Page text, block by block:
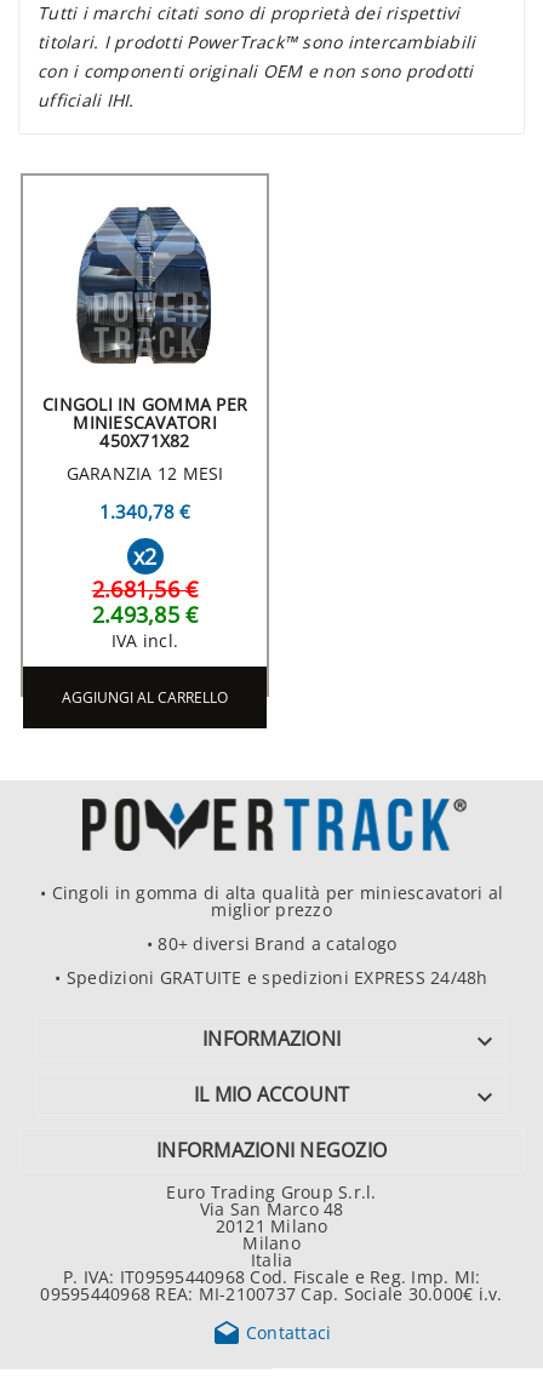
Tutti i marchi citati sono di proprietà dei rispettivi
titolari. I prodotti PowerTrack™ sono intercambiabili
con i componenti originali OEM e non sono prodotti
ufficiali IHI.
CINGOLI IN GOMMA PER
MINIESCAVATORI
450X71X82
GARANZIA 12 MESI
1.340,78 €
x2
2.681,56 €
2.493,85 €
IVA incl.
AGGIUNGI AL CARRELLO
• Cingoli in gomma di alta qualità per miniescavatori al
miglior prezzo
• 80+ diversi Brand a catalogo
• Spedizioni GRATUITE e spedizioni EXPRESS 24/48h
INFORMAZIONI 
IL MIO ACCOUNT 
INFORMAZIONI NEGOZIO
Euro Trading Group S.r.l.
Via San Marco 48
20121 Milano
Milano
Italia
P. IVA: IT09595440968 Cod. Fiscale e Reg. Imp. MI:
09595440968 REA: MI-2100737 Cap. Sociale 30.000€ i.v.
 Contattaci